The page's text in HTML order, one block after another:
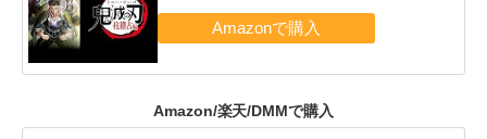
Amazon/楽天/DMMで購入